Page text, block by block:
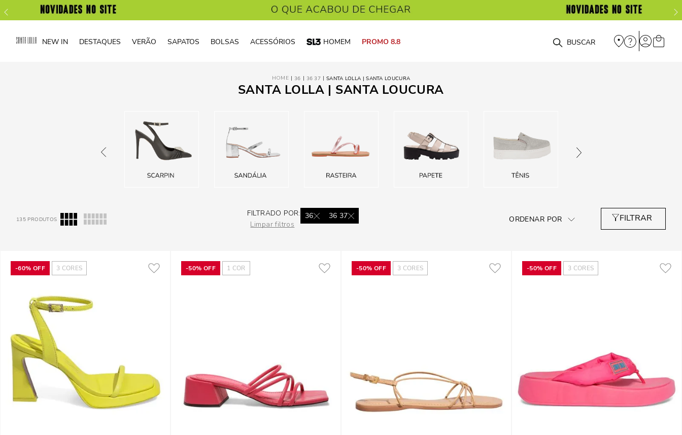
NEW IN DESTAQUES VERÃO SAPATOS BOLSAS ACESSÓRIOS HOMEM PROMO 8.8 O que você está procurando?
36 36 37 SANTA LOLLA | SANTA LOUCURA
SANTA LOLLA | SANTA LOUCURA
135 PRODUTOS
FILTRADO POR:
Limpar filtros
36 36 37
-60% OFF 3 CORES -50% OFF 1 COR -50% OFF 3 CORES -50% OFF 3 CORES